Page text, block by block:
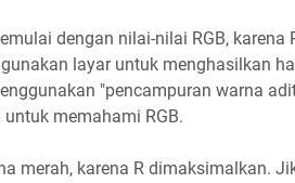
dengan nilai-nilai RGB, karena
layar untuk menghasilkan
"pencampuran warna
memahami RGB.
merah, karena R dimaksimalkan.